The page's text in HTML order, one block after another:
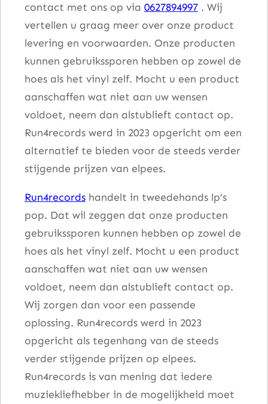
contact met ons op via 0627894997 . Wij
vertellen u graag meer over onze product
levering en voorwaarden. Onze producten
kunnen gebruikssporen hebben op zowel de
hoes als het vinyl zelf. Mocht u een product
aanschaffen wat niet aan uw wensen
voldoet, neem dan alstublieft contact op.
Run4records werd in 2023 opgericht om een
alternatief te bieden voor de steeds verder
stijgende prijzen van elpees.
Run4records handelt in tweedehands lp’s
pop. Dat wil zeggen dat onze producten
gebruikssporen kunnen hebben op zowel de
hoes als het vinyl zelf. Mocht u een product
aanschaffen wat niet aan uw wensen
voldoet, neem dan alstublieft contact op.
Wij zorgen dan voor een passende
oplossing. Run4records werd in 2023
opgericht als tegenhang van de steeds
verder stijgende prijzen op elpees.
Run4records is van mening dat iedere
muziekliefhebber in de mogelijkheid moet